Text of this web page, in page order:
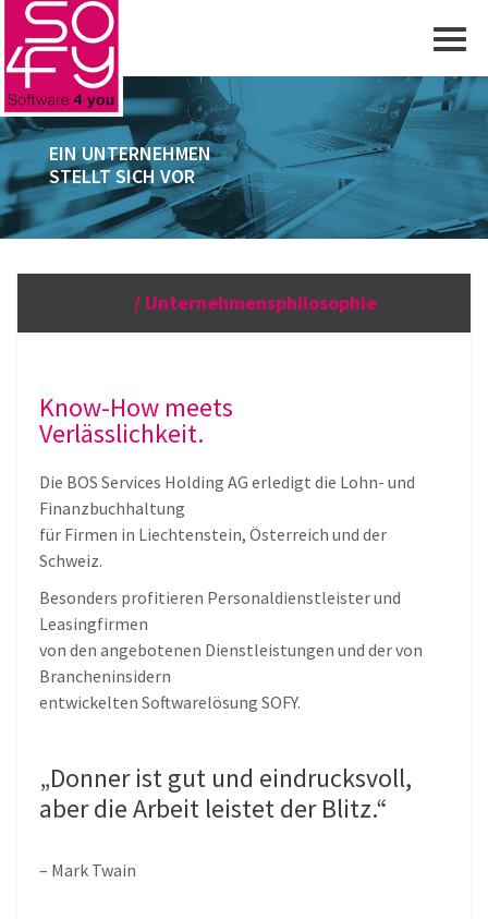
EIN UNTERNEHMEN
STELLT SICH VOR
/ Unternehmensphilosophie
Know-How meets
Verlässlichkeit.
Die BOS Services Holding AG erledigt die Lohn- und
Finanzbuchhaltung
für Firmen in Liechtenstein, Österreich und der
Schweiz.
Besonders profitieren Personaldienstleister und
Leasingfirmen
von den angebotenen Dienstleistungen und der von
Brancheninsidern
entwickelten Softwarelösung SOFY.
„Donner ist gut und eindrucksvoll,
aber die Arbeit leistet der Blitz.“
– Mark Twain